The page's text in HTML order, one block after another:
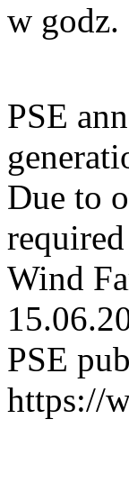
w godz.
PSE
Due to
Wind
PSE
https://